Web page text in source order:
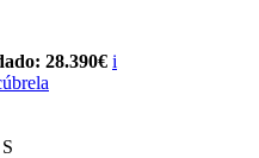
28.390€ i